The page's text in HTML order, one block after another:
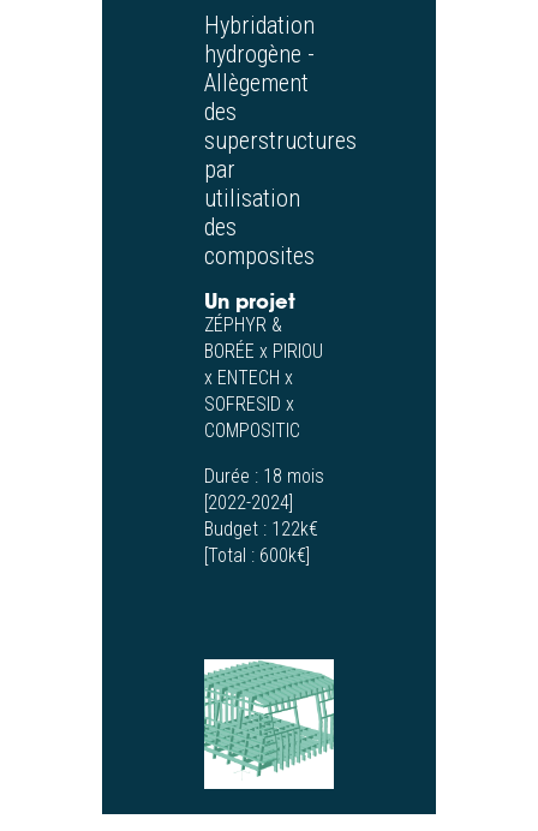
Hybridation
hydrogène -
Allègement
des
superstructures
par
utilisation
des
composites
Un projet
ZÉPHYR &
BORÉE x PIRIOU
x ENTECH x
SOFRESID x
COMPOSITIC
Durée : 18 mois
[2022-2024]
Budget : 122k€
[Total : 600k€]